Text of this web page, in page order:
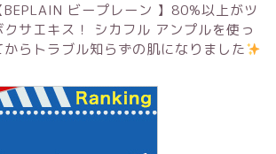
BEPLAIN ビープレーン 】80%以上がツ
クサエキス！ シカフル アンプルを使っ
からトラブル知らずの肌になりました